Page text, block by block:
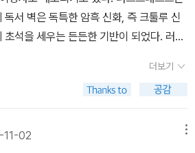
브크래프트가 만든 괴물들은 소름 끼칠 정
한 냄새까지 풍긴다. 그로테스크한 괴물
있다. * 미셸 우엘벡, 이채영 옮김 《러브
맞서》 (필로소픽, 2021년)러브크래프
이 있는 인종차별주의자다. 그는
자신의 몸속에 백인 앵글로색슨의 피가
포도주를 ‘칸티’로, 런던에 속한 구
노르우드’로 표기되어 있다. 그뿐만 아니
live the actresses, here the Boh
but it is different in London. You m
enough, as the abode of w
second floor, a man may be stud
in the garret over the way a forgot
년 11월 8일 방영)다. <환상 특급>
킹(Stephen King)이다. 그의 단편소설
년에 새롭게 방영된 <환상 특급> 시즌
공포문학의 두 거장이 만난 드라마판
되는 최고의 걸작 에피소드이다. 유튜브
작한 <환상 특급> 오리지널 시리즈, 80
을 위해 조각한 것이니까요.” “그러면
오터가 묻자 주인을 고개를 끄덕였다.
다는 듯이 월터는 신음소리를 냈다. “마치
오터는 그렇게 말하고 월터의 눈에는 단호
명했다. “앞서 묵은 휘트모어 씨는 견습석
이 비석이었는데 매일 밤 7시부터 10시
서요?” 레오터가 흘끗 방을 둘러보고 휘
been a ghoul in his time and h
from a mighty sepulchre. * 《러브크
어떤 사특한 운명이 우리를 그 소름끼치
꾀어냈을까? 그 시작은 음산하게 떠돌던 풍
든다. 그것은 평생을 도굴꾼으로 살면서
. * 《세계 호러 걸작선》 228쪽그 무슨 사
그 오싹한 폴란드의 교회 묘지로 이끌렸
독서 벽은 독특한 암흑 신화, 즉 크툴루 신
석을 세우는 든든한 기반이 되었다. 러브
루 신화의 성공에 힘입어 러브크래프트는
받았지만, 최고의 찬사를 너무 많이 받은
이 묻히는 경우가 있다. 러브크래트프의
하는 사람이라면 러브크래프트가 문제 많
더보기
02